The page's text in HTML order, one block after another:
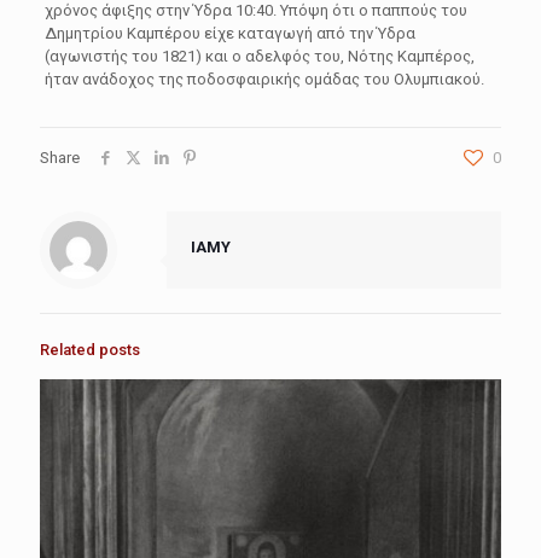
χρόνος άφιξης στην Ύδρα 10:40. Υπόψη ότι ο παππούς του
Δημητρίου Καμπέρου είχε καταγωγή από την Ύδρα
(αγωνιστής του 1821) και ο αδελφός του, Νότης Καμπέρος,
ήταν ανάδοχος της ποδοσφαιρικής ομάδας του Ολυμπιακού.
Share 0
IAMY
Related posts